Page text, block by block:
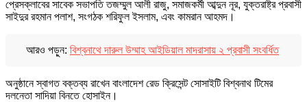
প্রেসক্লাবের সাবেক সভাপতি তজম্মুল আলী রাজু, সমাজকর্মী আব্দুন নূর, যুক্তরাষ্ট্র প্রবাসী
সাইদুর রহমান পলাশ, সংগঠক শরিফুল ইসলাম, এবং কামরান আহমদ।
আরও পড়ুন: বিশ্বনাথে দারুল উম্মাহ আইডিয়াল মাদরাসায় ২ প্রবাসী সংবর্ধিত
অনুষ্ঠানে স্বাগত বক্তব্য রাখেন বাংলাদেশ রেড ক্রিসেন্ট সোসাইটি বিশ্বনাথ টিমের
দলনেতা সাদিয়া বিনতে হোসাইন।